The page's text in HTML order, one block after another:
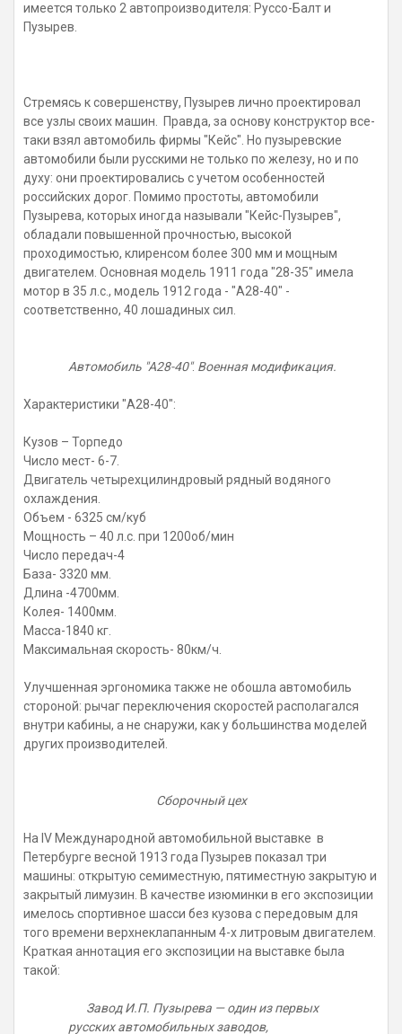
имеется только 2 автопроизводителя: Руссо-Балт и
Пузырев.
Стремясь к совершенству, Пузырев лично проектировал
все узлы своих машин. Правда, за основу конструктор все-
таки взял автомобиль фирмы "Кейс". Но пузыревские
автомобили были русскими не только по железу, но и по
духу: они проектировались с учетом особенностей
российских дорог. Помимо простоты, автомобили
Пузырева, которых иногда называли "Кейс-Пузырев",
обладали повышенной прочностью, высокой
проходимостью, клиренсом более 300 мм и мощным
двигателем. Основная модель 1911 года "28-35" имела
мотор в 35 л.с., модель 1912 года - "А28-40" -
соответственно, 40 лошадиных сил.
Автомобиль "А28-40". Военная модификация.
Характеристики "А28-40":
Кузов – Торпедо
Число мест- 6-7.
Двигатель четырехцилиндровый рядный водяного
охлаждения.
Объем - 6325 см/куб
Мощность – 40 л.с. при 1200об/мин
Число передач-4
База- 3320 мм.
Длина -4700мм.
Колея- 1400мм.
Масса-1840 кг.
Максимальная скорость- 80км/ч.
Улучшенная эргономика также не обошла автомобиль
стороной: рычаг переключения скоростей располагался
внутри кабины, а не снаружи, как у большинства моделей
других производителей.
Сборочный цех
На IV Международной автомобильной выставке в
Петербурге весной 1913 года Пузырев показал три
машины: открытую семиместную, пятиместную закрытую и
закрытый лимузин. В качестве изюминки в его экспозиции
имелось спортивное шасси без кузова с передовым для
того времени верхнеклапанным 4-х литровым двигателем.
Краткая аннотация его экспозиции на выставке была
такой:
Завод И.П. Пузырева — один из первых
русских автомобильных заводов,